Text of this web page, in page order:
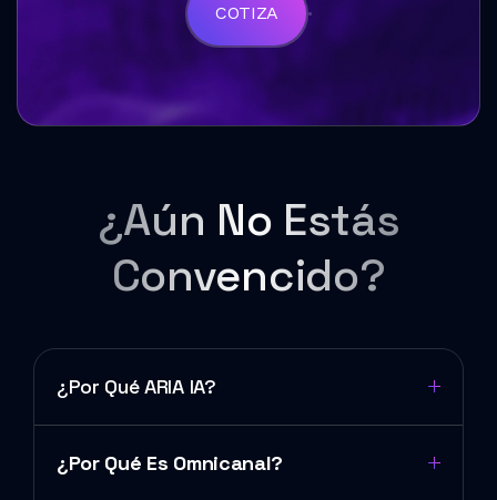
COTIZA
¿Aún No Estás
Convencido?
¿Por Qué ARIA IA?
¿Por Qué Es Omnicanal?